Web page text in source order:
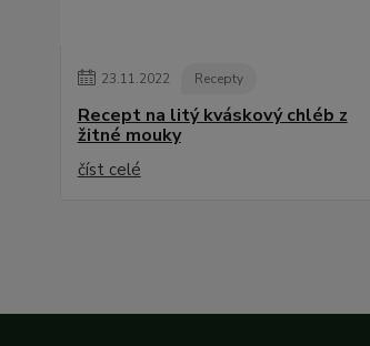
23.11.2022 Recepty
Recept na litý kváskový chléb z
žitné mouky
číst celé